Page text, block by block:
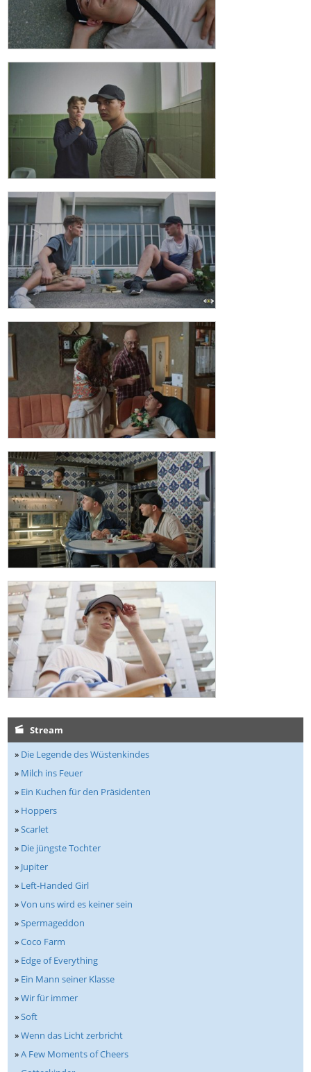
Stream
» Die Legende des Wüstenkindes
» Milch ins Feuer
» Ein Kuchen für den Präsidenten
» Hoppers
»Scarlet
» Die jüngste Tochter
» Jupiter
» Left-Handed Girl
»Von uns wird es keiner sein
»Spermageddon
»Coco Farm
» Edge of Everything
» Ein Mann seiner Klasse
»Wir für immer
»Soft
»Wenn das Licht zerbricht
»A Few Moments of Cheers